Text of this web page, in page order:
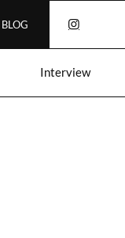
BLOG
Interview